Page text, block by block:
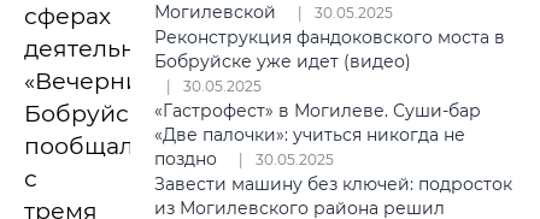
сферах
деятельности.
«Вечерний
Бобруйск»
пообщался
с
тремя
Могилевской
30.05.2025
Реконструкция фандоковского моста в
Бобруйске уже идет (видео)
30.05.2025
«Гастрофест» в Могилеве. Суши-бар
«Две палочки»: учиться никогда не
поздно
30.05.2025
Завести машину без ключей: подросток
из Могилевского района решил